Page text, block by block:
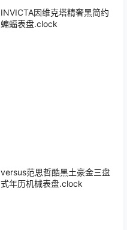
INVICTA因维克塔精奢黑简约
蝙蝠表盘.clock
versus范思哲酷黑土豪金三盘
式年历机械表盘.clock